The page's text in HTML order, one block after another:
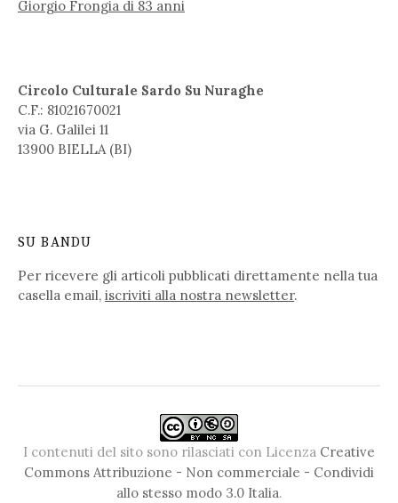
Giorgio Frongia di 83 anni
Circolo Culturale Sardo Su Nuraghe
C.F.: 81021670021
via G. Galilei 11
13900 BIELLA (BI)
SU BANDU
Per ricevere gli articoli pubblicati direttamente nella tua
casella email, iscriviti alla nostra newsletter.
I contenuti del sito sono rilasciati con Licenza Creative
Commons Attribuzione - Non commerciale - Condividi
allo stesso modo 3.0 Italia.